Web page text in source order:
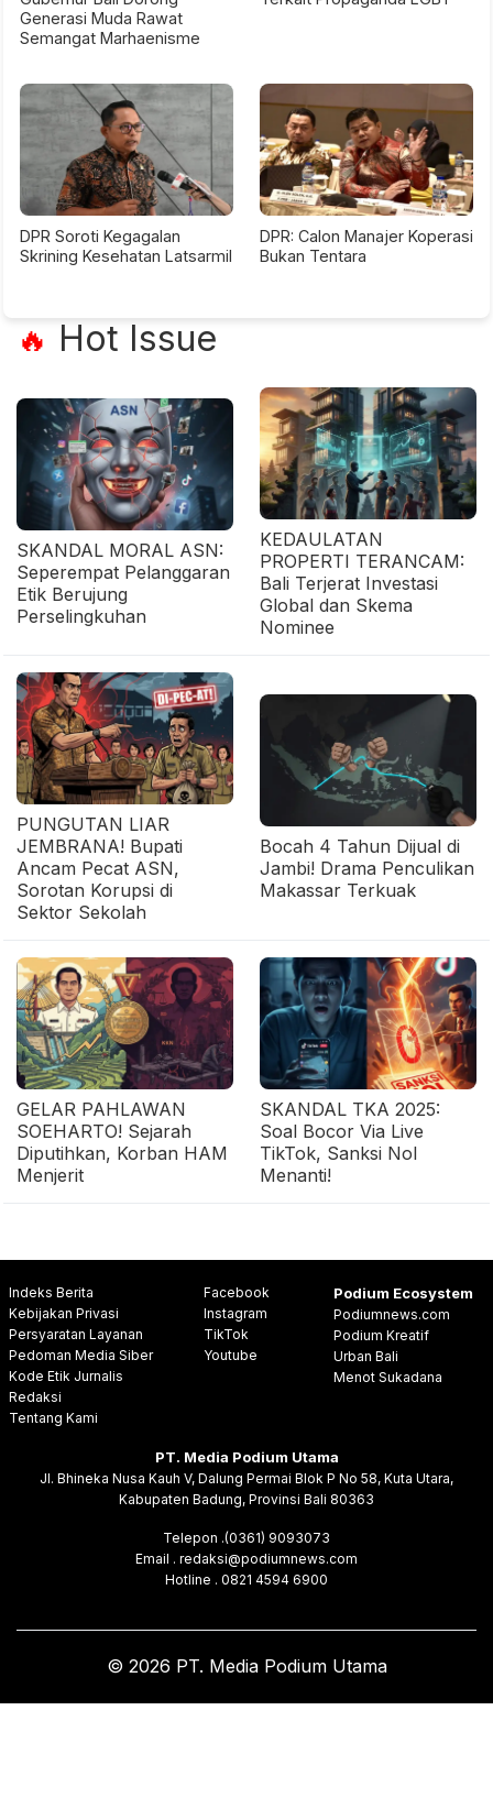
Generasi Muda Rawat
Semangat Marhaenisme
DPR Soroti Kegagalan
Skrining Kesehatan Latsarmil
DPR: Calon Manajer Koperasi
Bukan Tentara
🔥 Hot Issue
SKANDAL MORAL ASN:
Seperempat Pelanggaran
Etik Berujung
Perselingkuhan
KEDAULATAN
PROPERTI TERANCAM:
Bali Terjerat Investasi
Global dan Skema
Nominee
PUNGUTAN LIAR
JEMBRANA! Bupati
Ancam Pecat ASN,
Sorotan Korupsi di
Sektor Sekolah
Bocah 4 Tahun Dijual di
Jambi! Drama Penculikan
Makassar Terkuak
GELAR PAHLAWAN
SOEHARTO! Sejarah
Diputihkan, Korban HAM
Menjerit
SKANDAL TKA 2025:
Soal Bocor Via Live
TikTok, Sanksi Nol
Menanti!
Indeks Berita
Kebijakan Privasi
Persyaratan Layanan
Pedoman Media Siber
Kode Etik Jurnalis
Redaksi
Tentang Kami
Facebook
Instagram
TikTok
Youtube
Podium Ecosystem
Podiumnews.com
Podium Kreatif
Urban Bali
Menot Sukadana
PT. Media Podium Utama
Jl. Bhineka Nusa Kauh V, Dalung Permai Blok P No 58, Kuta Utara,
Kabupaten Badung, Provinsi Bali 80363
Telepon .(0361) 9093073
Email . redaksi@podiumnews.com
Hotline . 0821 4594 6900
© 2026 PT. Media Podium Utama